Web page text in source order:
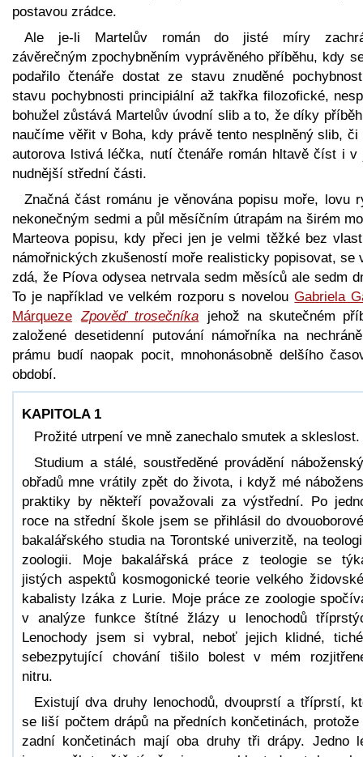
postavou zrádce.
Ale je-li Martelův román do jisté míry
závěrečným zpochybněním vyprávěného příběhu, kdy
podařilo čtenáře dostat ze stavu znuděné
stavu pochybnosti principiální až takřka filozofické,
bohužel zůstává Martelův úvodní slib a to, že díky
naučíme věřit v Boha, kdy právě tento nesplněný slib, či
autorova lstivá léčka, nutí čtenáře román hltavě číst i v
nudnější střední části.
Značná část románu je věnována popisu moře, lovu
nekonečným sedmi a půl měsíčním útrapám na širém
Marteova popisu, kdy přeci jen je velmi těžké bez
námořnických zkušeností moře realisticky popisovat, se
zdá, že Píova odysea netrvala sedm měsíců ale sedm
To je například ve velkém rozporu s novelou Gabriela
Márqueze Zpověď trosečníka jehož na skutečném
založené desetidenní putování námořníka na
prámu budí naopak pocit, mnohonásobně delšího
období.
KAPITOLA 1
Prožité utrpení ve mně zanechalo smutek a skleslost.
Studium a stálé, soustředěné provádění
obřadů mne vrátily zpět do života, i když mé
praktiky by někteří považovali za výstřední. Po
roce na střední škole jsem se přihlásil do
bakalářského studia na Torontské univerzitě, na
zoologii. Moje bakalářská práce z teologie se
jistých aspektů kosmogonické teorie velkého
kabalisty Izáka z Lurie. Moje práce ze zoologie
v analýze funkce štítné žlázy u lenochodů
Lenochody jsem si vybral, neboť jejich klidné,
sebezpytující chování tišilo bolest v mém
nitru.
Existují dva druhy lenochodů, dvouprstí a tříprstí,
se liší počtem drápů na předních končetinách, protože
zadní končetinách mají oba druhy tři drápy. Jedno